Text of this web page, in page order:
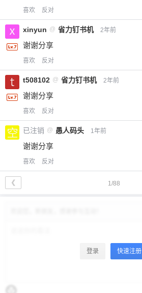
喜欢 反对
xinyun @ 省力钉书机 2年前
谢谢分享
喜欢 反对
t508102 @ 省力钉书机 2年前
谢谢分享
喜欢 反对
已注销 @ 愚人码头 1年前
谢谢分享
喜欢 反对
1/88
❮
登录 快速注册